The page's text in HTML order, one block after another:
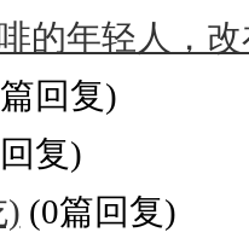
的年轻人，
回复)
复)
) (0篇回复)